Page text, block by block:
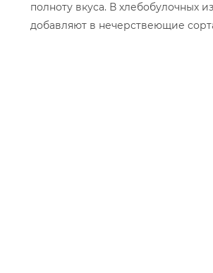
полноту вкуса. В хлебобулочных
добавляют в нечерствеющие